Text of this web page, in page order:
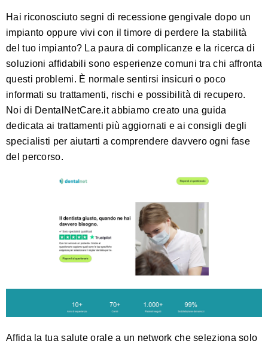
Hai riconosciuto segni di recessione gengivale dopo un
impianto oppure vivi con il timore di perdere la stabilità
del tuo impianto? La paura di complicanze e la ricerca di
soluzioni affidabili sono esperienze comuni tra chi affronta
questi problemi. È normale sentirsi insicuri o poco
informati su trattamenti, rischi e possibilità di recupero.
Noi di DentalNetCare.itabbiamo creato una guida
dedicata ai trattamenti più aggiornati e aiconsigli degli
specialisti per aiutarti a comprendere davvero ogni fase
del percorso.
Affida la tua salute orale a un network che seleziona solo